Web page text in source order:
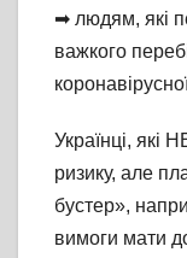
➡︎ людям, які
важкого
Українці, які
ризику, але
бустер»,
вимоги мати